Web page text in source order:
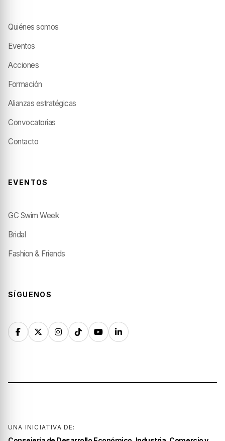
Quiénes somos
Eventos
Acciones
Formación
Alianzas estratégicas
Convocatorias
Contacto
EVENTOS
GC Swim Week
Bridal
Fashion & Friends
SÍGUENOS
UNA INICIATIVA DE: